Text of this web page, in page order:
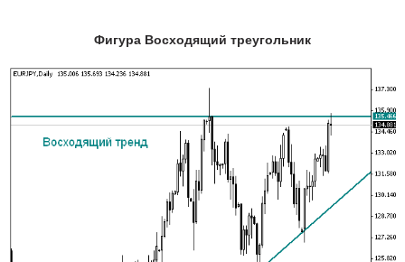
Фигура Восходящий треугольник